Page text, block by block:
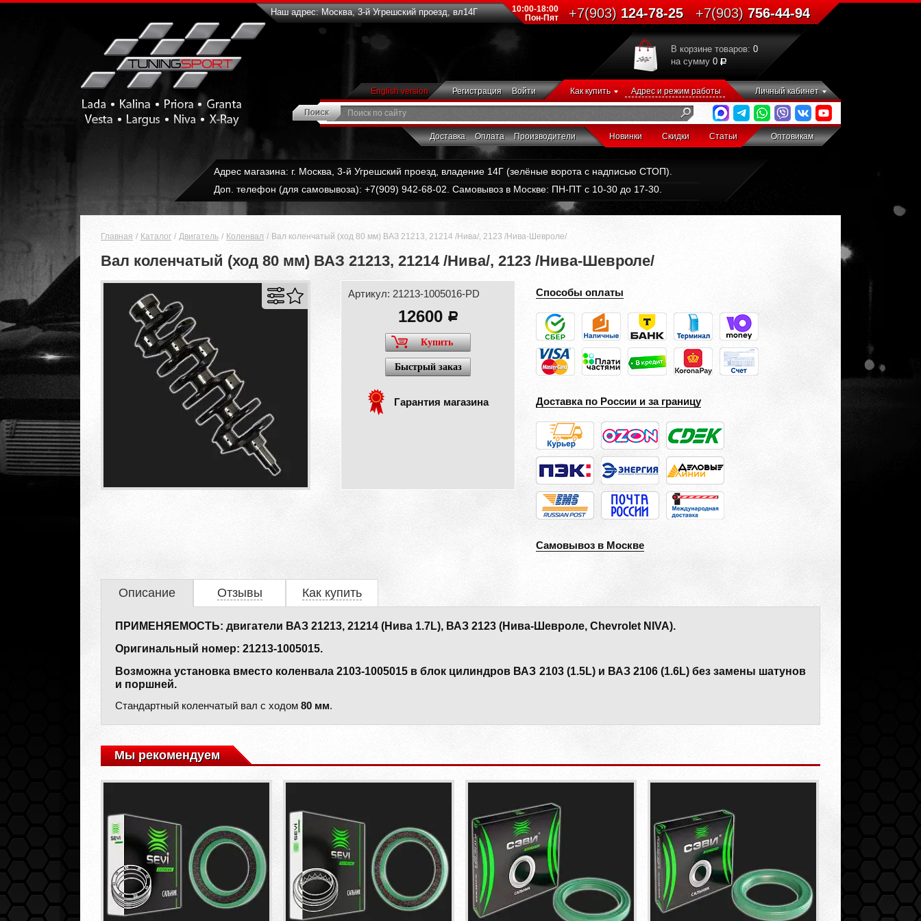
Наш адрес: Москва, 3-й Угрешский проезд, вл14Г
10:00-18:00
Пон-Пят
+7(903)124-78-25 +7(903)756-44-94
В корзине товаров: 0
на сумму 0
English version Регистрация Войти Как купить Адрес и режим работы Личный кабинет
Доставка Оплата Производители Новинки Скидки Статьи Оптовикам
Адрес магазина: г. Москва, 3-й Угрешский проезд, владение 14Г (зелёные ворота с надписью СТОП).
Доп. телефон (для самовывоза): +7(909) 942-68-02. Самовывоз в Москве: ПН-ПТ с 10-30 до 17-30.
Главная Каталог Двигатель Коленвал Вал коленчатый (ход 80 мм) ВАЗ 21213, 21214 /Нива/, 2123 /Нива-Шевроле/
Вал коленчатый (ход 80 мм) ВАЗ 21213, 21214 /Нива/, 2123 /Нива-Шевроле/
Артикул: 21213-1005016-PD
12600 a
Купить
Быстрый заказ
Гарантия магазина
Способы оплаты
Доставка по России и за границу
Самовывоз в Москве
Описание Отзывы Как купить
ПРИМЕНЯЕМОСТЬ: двигатели ВАЗ 21213, 21214 (Нива 1.7L), ВАЗ 2123 (Нива-Шевроле, Chevrolet NIVA).
Оригинальный номер: 21213-1005015.
Возможна установка вместо коленвала 2103-1005015 в блок цилиндров ВАЗ 2103 (1.5L) и ВАЗ 2106 (1.6L) без замены шатунов
и поршней.
Стандартный коленчатый вал с ходом 80 мм.
Мы рекомендуем